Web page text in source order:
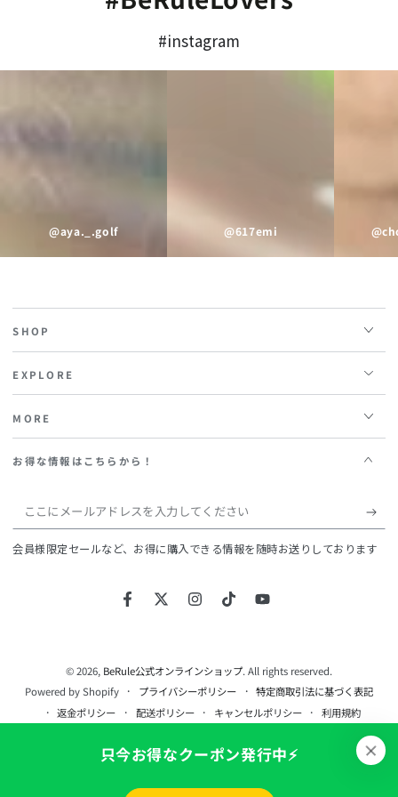
#instagram
@aya._.golf @617emi
SHOP
EXPLORE
MORE
お得な情報はこちらから！
こ
こ
に
ド
レ
会員様限定セールなど、お得に購入できる情報を随時お送りしております
FacebookTwitterInstagramTikTokYouTube
© 2026, BeRule公式オンラインショップ. All rights reserved.
Powered by Shopify
プライバシーポリシー
特定商取引法に基づく表記
返金ポリシー
配送ポリシー キャンセルポリシー
利用規約
只今お得なクーポン発行中⚡️